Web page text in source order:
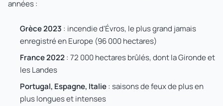
années :
Grèce 2023 : incendie d'Évros, le plus grand jamais
enregistré en Europe (96 000 hectares)
France 2022: 72 000 hectares brûlés, dont la Gironde et
les Landes
Portugal, Espagne, Italie: saisons de feux de plus en
plus longues et intenses